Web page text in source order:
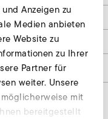
Anzeigen zu
Medien anbieten
Website zu
zu Ihrer
Partner für
weiter. Unsere
mit
bereitgestellt
23
100
9000541